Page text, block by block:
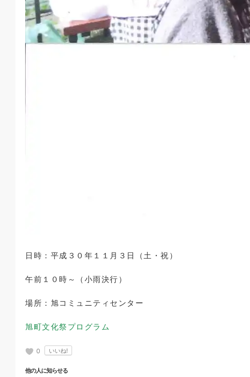
日時：平成３０年１１月３日（土・祝）
午前１０時～（小雨決行）
場所：旭コミュニティセンター
旭町文化祭プログラム
0
他の人に知らせる